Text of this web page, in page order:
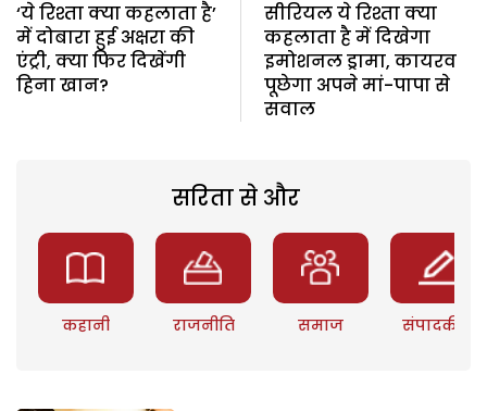
‘ये रिश्ता क्या कहलाता है’
में दोबारा हुई अक्षरा की
एंट्री, क्या फिर दिखेंगी
हिना खान?
सीरियल ये रिश्ता क्या
कहलाता है में दिखेगा
इमोशनल ड्रामा, कायरव
पूछेगा अपने मां-पापा से
सवाल
सरिता से और
कहानी राजनीति समाज संपादकीय